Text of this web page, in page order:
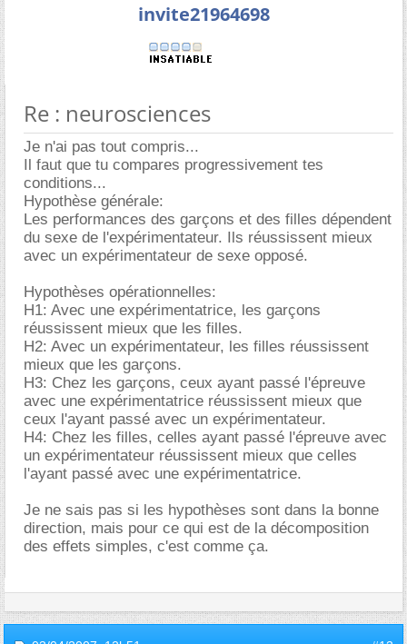
invite21964698
Re : neurosciences
Je n'ai pas tout compris...
Il faut que tu compares progressivement tes
conditions...
Hypothèse générale:
Les performances des garçons et des filles dépendent
du sexe de l'expérimentateur. Ils réussissent mieux
avec un expérimentateur de sexe opposé.
Hypothèses opérationnelles:
H1: Avec une expérimentatrice, les garçons
réussissent mieux que les filles.
H2: Avec un expérimentateur, les filles réussissent
mieux que les garçons.
H3: Chez les garçons, ceux ayant passé l'épreuve
avec une expérimentatrice réussissent mieux que
ceux l'ayant passé avec un expérimentateur.
H4: Chez les filles, celles ayant passé l'épreuve avec
un expérimentateur réussissent mieux que celles
l'ayant passé avec une expérimentatrice.
Je ne sais pas si les hypothèses sont dans la bonne
direction, mais pour ce qui est de la décomposition
des effets simples, c'est comme ça.